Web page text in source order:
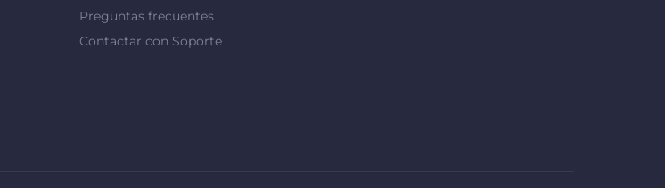
Preguntas frecuentes
Contactar con Soporte